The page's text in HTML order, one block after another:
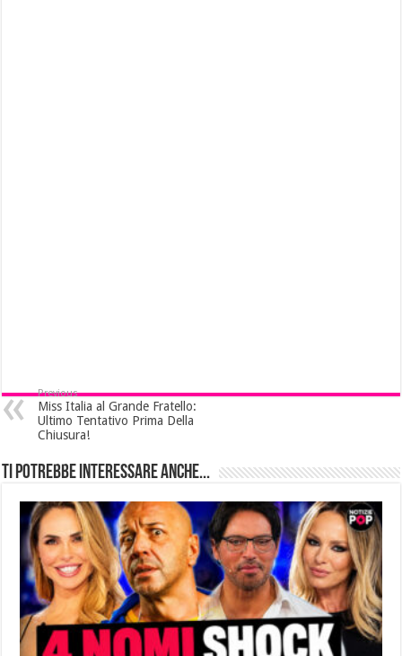
Previous
Miss Italia al Grande Fratello:
Ultimo Tentativo Prima Della
Chiusura!
Ti potrebbe interessare anche...